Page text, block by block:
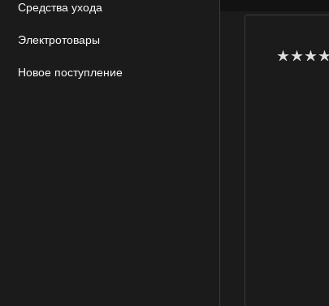
Средства ухода
Электротовары
Новое поступление